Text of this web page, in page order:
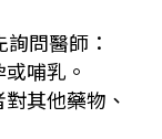
問醫師：
哺乳。
其他藥物、